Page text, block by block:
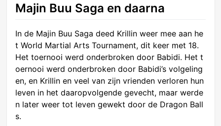
Majin Buu Saga en daarna
In de Majin Buu Saga deed Krillin weer mee aan he
t World Martial Arts Tournament, dit keer met 18.
Het toernooi werd onderbroken door Babidi. Het t
oernooi werd onderbroken door Babidi’s volgeling
en, en Krillin en veel van zijn vrienden verloren hun
leven in het daaropvolgende gevecht, maar werde
n later weer tot leven gewekt door de Dragon Ball
s.